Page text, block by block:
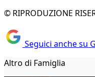
© RIPRODUZIONE
Seguici anche su
Altro di Famiglia